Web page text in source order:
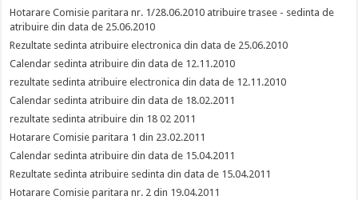
Hotarare Comisie paritara nr. 1/28.06.2010 atribuire trasee - sedinta de
atribuire din data de 25.06.2010
Rezultate sedinta atribuire electronica din data de 25.06.2010
Calendar sedinta atribuire din data de 12.11.2010
rezultate sedinta atribuire electronica din data de 12.11.2010
Calendar sedinta atribuire din data de 18.02.2011
rezultate sedinta atribuire din 18 02 2011
Hotarare Comisie paritara 1 din 23.02.2011
Calendar sedinta atribuire din data de 15.04.2011
Rezultate sedinta atribuire sedinta din data de 15.04.2011
Hotarare Comisie paritara nr. 2 din 19.04.2011